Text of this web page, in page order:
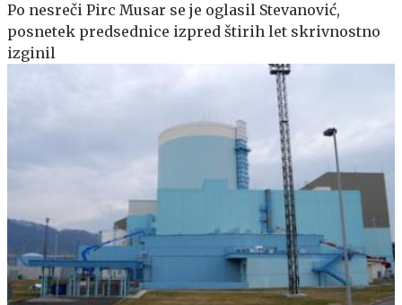
Po nesreči Pirc Musar se je oglasil Stevanović,
posnetek predsednice izpred štirih let skrivnostno
izginil